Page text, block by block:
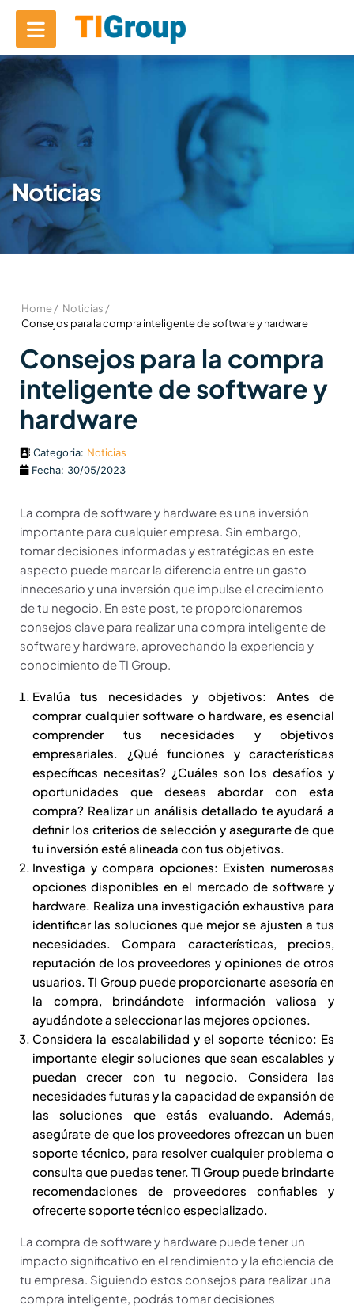
Noticias
Home / Noticias /
Consejos para la compra inteligente de software y hardware
Consejos para la compra
inteligente de software y
hardware
Categoria: Noticias
Fecha: 30/05/2023
La compra de software y hardware es una inversión
importante para cualquier empresa. Sin embargo,
tomar decisiones informadas y estratégicas en este
aspecto puede marcar la diferencia entre un gasto
innecesario y una inversión que impulse el crecimiento
de tu negocio. En este post, te proporcionaremos
consejos clave para realizar una compra inteligente de
software y hardware, aprovechando la experiencia y
conocimiento de TI Group.
Evalúa tus necesidades y objetivos: Antes de
comprar cualquier software o hardware, es esencial
comprender tus necesidades y objetivos
empresariales. ¿Qué funciones y características
específicas necesitas? ¿Cuáles son los desafíos y
oportunidades que deseas abordar con esta
compra? Realizar un análisis detallado te ayudará a
definir los criterios de selección y asegurarte de que
tu inversión esté alineada con tus objetivos.
Investiga y compara opciones: Existen numerosas
opciones disponibles en el mercado de software y
hardware. Realiza una investigación exhaustiva para
identificar las soluciones que mejor se ajusten a tus
necesidades. Compara características, precios,
reputación de los proveedores y opiniones de otros
usuarios. TI Group puede proporcionarte asesoría en
la compra, brindándote información valiosa y
ayudándote a seleccionar las mejores opciones.
Considera la escalabilidad y el soporte técnico: Es
importante elegir soluciones que sean escalables y
puedan crecer con tu negocio. Considera las
necesidades futuras y la capacidad de expansión de
las soluciones que estás evaluando. Además,
asegúrate de que los proveedores ofrezcan un buen
soporte técnico, para resolver cualquier problema o
consulta que puedas tener. TI Group puede brindarte
recomendaciones de proveedores confiables y
ofrecerte soporte técnico especializado.
La compra de software y hardware puede tener un
impacto significativo en el rendimiento y la eficiencia de
tu empresa. Siguiendo estos consejos para realizar una
compra inteligente, podrás tomar decisiones